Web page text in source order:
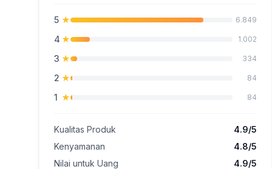
5 ★ 6.849
4 ★ 1.002
3 ★ 334
2 ★ 84
1 ★ 84
Kualitas Produk
4.9/5
Kenyamanan
4.8/5
Nilai untuk Uang
4.9/5